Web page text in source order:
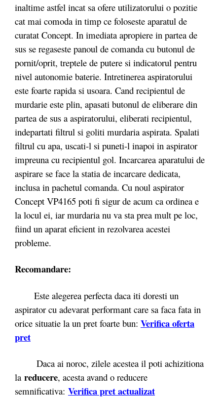
inaltime astfel incat sa ofere utilizatorului o pozitie
cat mai comoda in timp ce foloseste aparatul de
curatat Concept. In imediata apropiere in partea de
sus se regaseste panoul de comanda cu butonul de
pornit/oprit, treptele de putere si indicatorul pentru
nivel autonomie baterie. Intretinerea aspiratorului
este foarte rapida si usoara. Cand recipientul de
murdarie este plin, apasati butonul de eliberare din
partea de sus a aspiratorului, eliberati recipientul,
indepartati filtrul si goliti murdaria aspirata. Spalati
filtrul cu apa, uscati-l si puneti-l inapoi in aspirator
impreuna cu recipientul gol. Incarcarea aparatului de
aspirare se face la statia de incarcare dedicata,
inclusa in pachetul comanda. Cu noul aspirator
Concept VP4165 poti fi sigur de acum ca ordinea e
la locul ei, iar murdaria nu va sta prea mult pe loc,
fiind un aparat eficient in rezolvarea acestei
probleme.
Recomandare:
Este alegerea perfecta daca iti doresti un
aspirator cu adevarat performant care sa faca fata in
orice situatie la un pret foarte bun: Verifica oferta
pret
Daca ai noroc, zilele acestea il poti achizitiona
la reducere, acesta avand o reducere
semnificativa: Verifica pret actualizat